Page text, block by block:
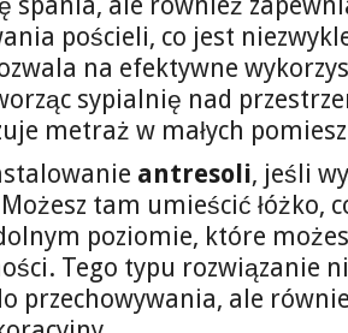
pościeli, co jest
na efektywne
sypialnię nad
metraż w małych
antresoli, jeśli
tam umieścić łóżko,
poziomie, które
Tego typu rozwiązanie
przechowywania, ale